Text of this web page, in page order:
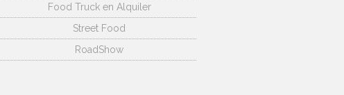
Food Truck en Alquiler
Street Food
RoadShow